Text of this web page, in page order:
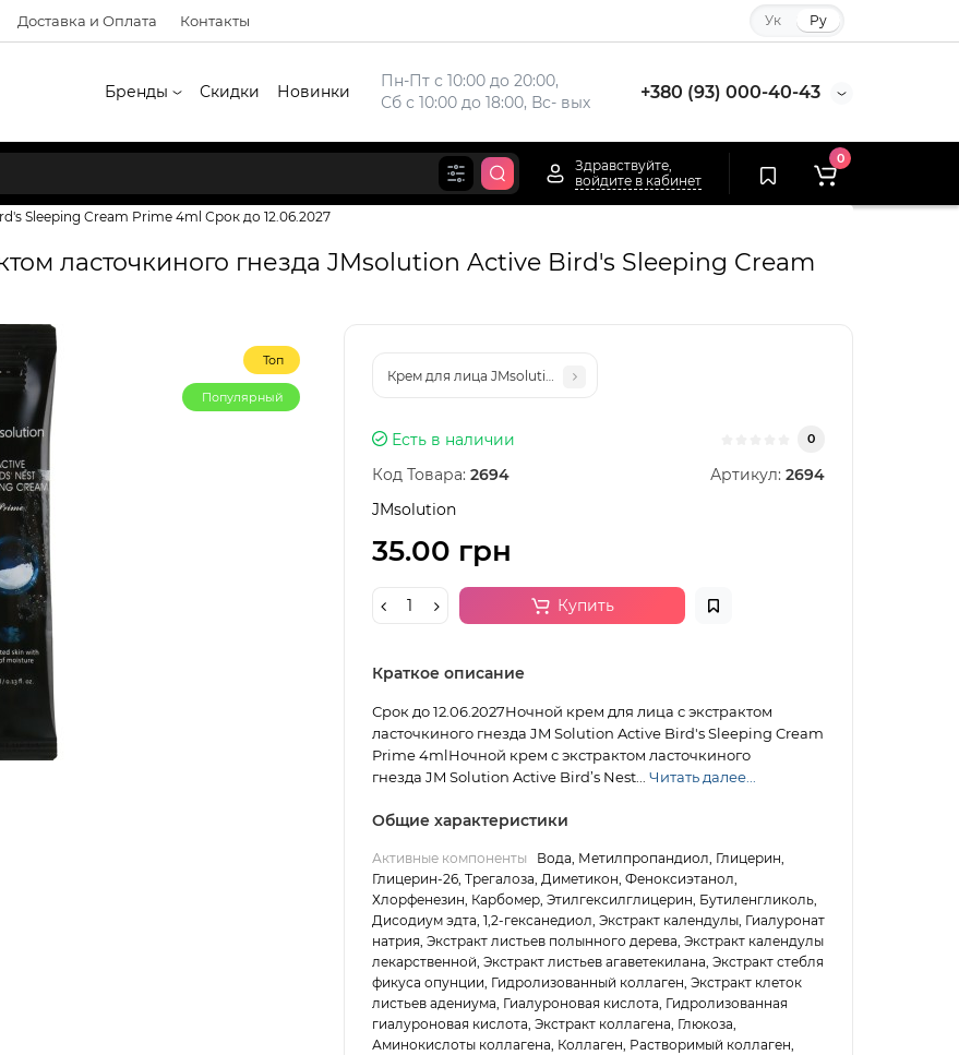
Доставка и Оплата Контакты Ук Ру
Пн-Пт с 10:00 до 20:00,
Сб с 10:00 до 18:00, Вс- вых
+380 (93) 000-40-43
Бренды Скидки Новинки
Здравствуйте,
войдите в кабинет
0
Sleeping Cream Prime 4ml Срок до 12.06.2027
ласточкиного гнезда JMsolution Active Bird's Sleeping Cream
Топ
Популярный
Крем для лица JMsolution Active Pink Snail Sleeping Cream Prime 4ml
Есть в наличии 0
Код Товара: 2694 Артикул: 2694
JMsolution
35.00 грн
Купить
Краткое описание
Срок до 12.06.2027Ночной крем для лица с экстрактом
ласточкиного гнезда JM Solution Active Bird's Sleeping Cream
Prime 4mlНочной крем с экстрактом ласточкиного
гнезда JM Solution Active Bird’s Nest... Читать далее...
Общие характеристики
Активные компоненты
Вода, Метилпропандиол, Глицерин,
Глицерин-26, Трегалоза, Диметикон, Феноксиэтанол,
Хлорфенезин, Карбомер, Этилгексилглицерин, Бутиленгликоль,
Дисодиум эдта, 1,2-гексанедиол, Экстракт календулы, Гиалуронат
натрия, Экстракт листьев полынного дерева, Экстракт календулы
лекарственной, Экстракт листьев агаветекилана, Экстракт стебля
фикуса опунции, Гидролизованный коллаген, Экстракт клеток
листьев адениума, Гиалуроновая кислота, Гидролизованная
гиалуроновая кислота, Экстракт коллагена, Глюкоза,
Аминокислоты коллагена, Коллаген, Растворимый коллаген,